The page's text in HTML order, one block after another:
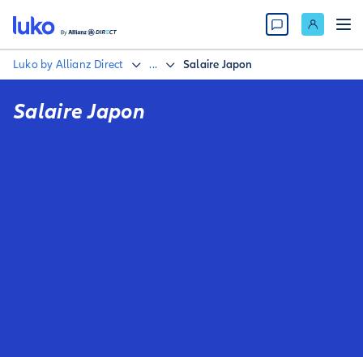
Luko by Allianz Direct ... Salaire Japon
Salaire Japon